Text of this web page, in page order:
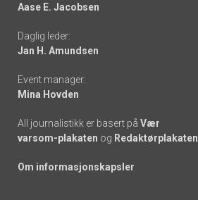
-
links
Aase E. Jacobsen
Daglig leder:
Jan H. Amundsen
Event manager:
Mina Hovden
All journalistikk er basert på Vær
varsom-plakaten og Redaktørplakaten
Om informasjonskapsler